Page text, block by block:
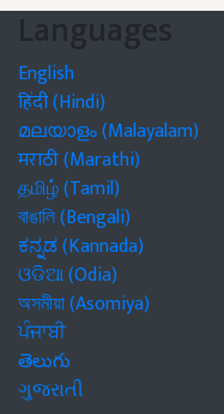
Languages
English
हिंदी (Hindi)
മലയാളം (Malayalam)
मराठी (Marathi)
தமிழ் (Tamil)
বাঙালি (Bengali)
ಕನ್ನಡ (Kannada)
ଓଡିଆ (Odia)
অসমীয়া (Asomiya)
ਪੰਜਾਬੀ
తెలుగు
ગુજરાતી